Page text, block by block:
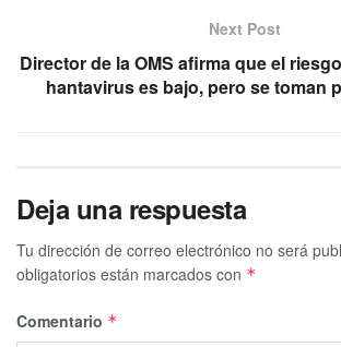
Next Post
Director de la OMS afirma que el
hantavirus es bajo, pero se toman
Deja una respuesta
Tu dirección de correo electrónico no será
obligatorios están marcados con *
Comentario *